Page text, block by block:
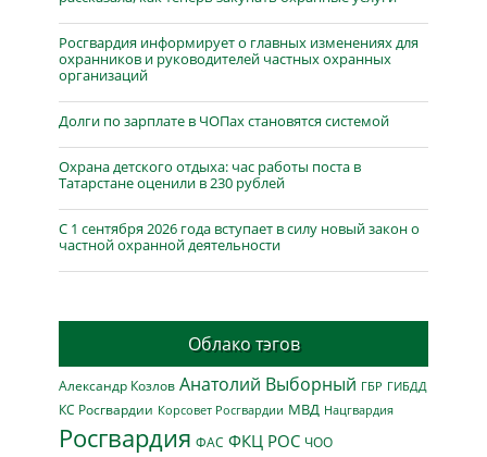
Росгвардия информирует о главных изменениях для
охранников и руководителей частных охранных
организаций
Долги по зарплате в ЧОПах становятся системой
Охрана детского отдыха: час работы поста в
Татарстане оценили в 230 рублей
С 1 сентября 2026 года вступает в силу новый закон о
частной охранной деятельности
Облако тэгов
Александр Козлов Анатолий Выборный ГБР ГИБДД
КС Росгвардии Корсовет Росгвардии МВД Нацгвардия
Росгвардия ФАС ФКЦ РОС ЧОО